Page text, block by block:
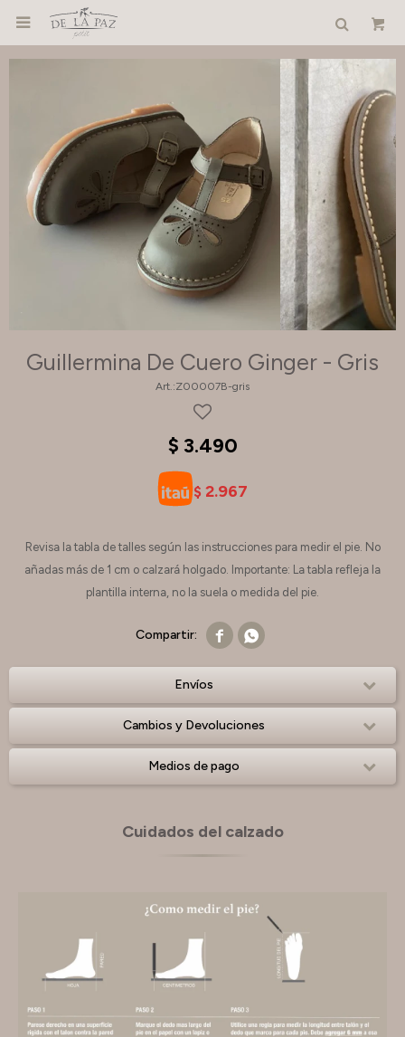

Guillermina De Cuero Ginger - Gris
Z00007B-gris
$ 3.490
$ 2.967
Revisa la tabla de talles según las instrucciones para medir el pie. No
añadas más de 1 cm o calzará holgado. Importante: La tabla refleja la
plantilla interna, no la suela o medida del pie.
 
Envíos
Cambios y Devoluciones
Medios de pago
Cuidados del calzado